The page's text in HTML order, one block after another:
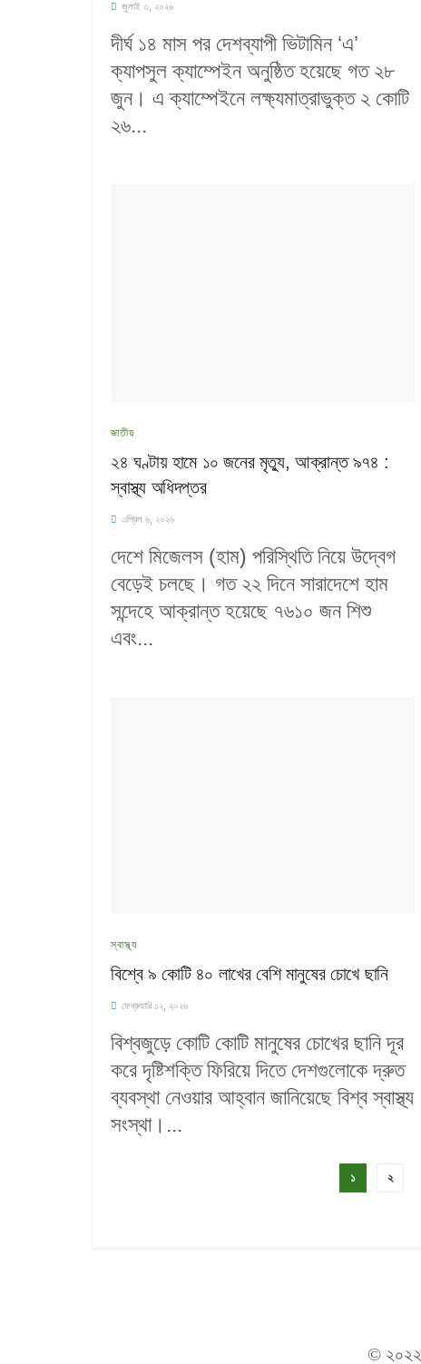
জুলাই ৩, ২০২৬
দীর্ঘ ১৪ মাস পর দেশব্যাপী ভিটামিন ‘এ’
ক্যাপসুল ক্যাম্পেইন অনুষ্ঠিত হয়েছে গত ২৮
জুন। এ ক্যাম্পেইনে লক্ষ্যমাত্রাভুক্ত ২ কোটি
২৬...
জাতীয়
২৪ ঘণ্টায় হামে ১০ জনের মৃত্যু, আক্রান্ত ৯৭৪ :
স্বাস্থ্য অধিদপ্তর
এপ্রিল ৬, ২০২৬
দেশে মিজেলস (হাম) পরিস্থিতি নিয়ে উদ্বেগ
বেড়েই চলছে। গত ২২ দিনে সারাদেশে হাম
সন্দেহে আক্রান্ত হয়েছে ৭৬১০ জন শিশু
এবং...
স্বাস্থ্য
বিশ্বে ৯ কোটি ৪০ লাখের বেশি মানুষের চোখে ছানি
ফেব্রুয়ারি ১২, ২০২৬
বিশ্বজুড়ে কোটি কোটি মানুষের চোখের ছানি দূর
করে দৃষ্টিশক্তি ফিরিয়ে দিতে দেশগুলোকে দ্রুত
ব্যবস্থা নেওয়ার আহ্বান জানিয়েছে বিশ্ব স্বাস্থ্য
সংস্থা।...
১ ২
© ২০২২